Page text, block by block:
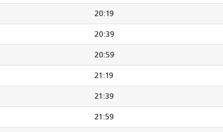
20:19
20:39
20:59
21:19
21:39
21:59